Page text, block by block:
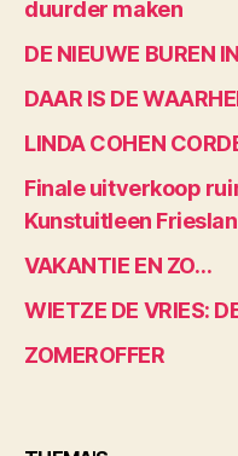
duurder maken
DE NIEUWE BUREN
DAAR IS DE
LINDA COHEN
Finale uitverkoop
Kunstuitleen
VAKANTIE EN ZO…
WIETZE DE VRIES:
ZOMEROFFER